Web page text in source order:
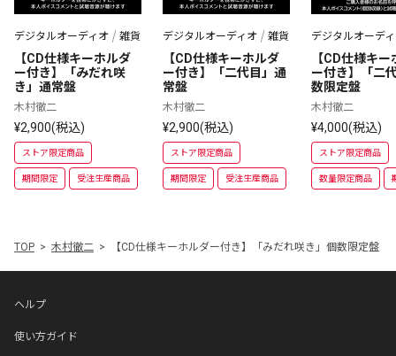
デジタルオーディオ 雑貨
【CD仕様キーホルダ
ー付き】「みだれ咲
き」通常盤
木村徹二
¥2,900(税込)
ストア限定商品
期間限定 受注生産商品
デジタルオーディオ 雑貨
【CD仕様キーホルダ
ー付き】「二代目」通
常盤
木村徹二
¥2,900(税込)
ストア限定商品
期間限定 受注生産商品
デジタルオーデ
【CD仕様キー
ー付き】「二
数限定盤
木村徹二
¥4,000(税込)
ストア限定商品
数量限定商品
TOP 木村徹二 【CD仕様キーホルダー付き】「みだれ咲き」個数限定盤
ヘルプ
使い方ガイド